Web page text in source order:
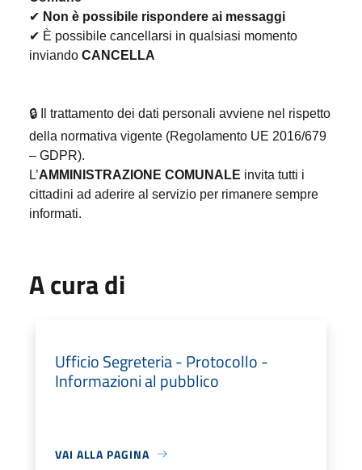
✔ Non è possibile rispondere ai messaggi
✔ È possibile cancellarsi in qualsiasi momento
inviando CANCELLA
🔒 Il trattamento dei dati personali avviene nel rispetto
della normativa vigente (Regolamento UE 2016/679
– GDPR).
L’AMMINISTRAZIONE COMUNALE invita tutti i
cittadini ad aderire al servizio per rimanere sempre
informati.
A cura di
Ufficio Segreteria - Protocollo -
Informazioni al pubblico
VAI ALLA PAGINA